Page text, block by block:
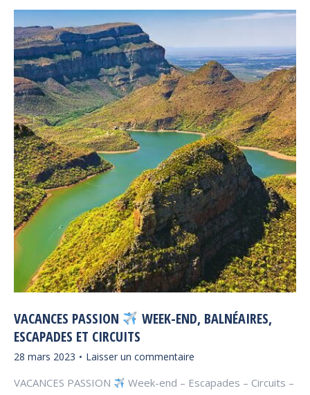
VACANCES PASSION
WEEK-END, BALNÉAIRES,
ESCAPADES ET CIRCUITS
28 mars 2023 Laisser un commentaire
VACANCES PASSION
Week-end – Escapades – Circuits –